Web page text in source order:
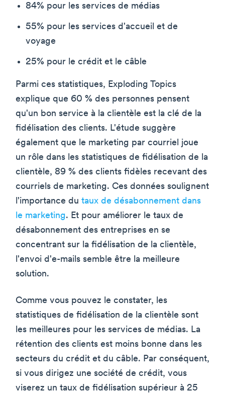
84% pour les services de médias
55% pour les services d'accueil et de
voyage
25% pour le crédit et le câble
Parmi ces statistiques, Exploding Topics
explique que 60 % des personnes pensent
qu'un bon service à la clientèle est la clé de la
fidélisation des clients. L'étude suggère
également que le marketing par courriel joue
un rôle dans les statistiques de fidélisation de la
clientèle, 89 % des clients fidèles recevant des
courriels de marketing. Ces données soulignent
l'importance du taux de désabonnement dans
le marketing. Et pour améliorer le taux de
désabonnement des entreprises en se
concentrant sur la fidélisation de la clientèle,
l'envoi d'e-mails semble être la meilleure
solution.
Comme vous pouvez le constater, les
statistiques de fidélisation de la clientèle sont
les meilleures pour les services de médias. La
rétention des clients est moins bonne dans les
secteurs du crédit et du câble. Par conséquent,
si vous dirigez une société de crédit, vous
viserez un taux de fidélisation supérieur à 25